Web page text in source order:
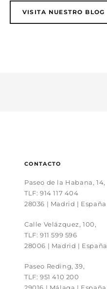
VISITA NUESTRO BLOG
CONTACTO
Paseo de la Habana, 14,
TLF: 914 117 404
28036 | Madrid | España
Calle Velázquez, 100,
TLF: 911 599 596
28006 | Madrid | España
Paseo Reding, 39,
TLF: 951 410 200
29016 | Málaga | España